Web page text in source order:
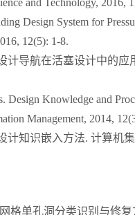
and Technology, 2016,
Design System for
12(5): 1-8.
计导航在活塞设计中的应
Design Knowledge and
Management, 2014,
计知识嵌入方法. 计算机
格单孔洞分类识别与修复